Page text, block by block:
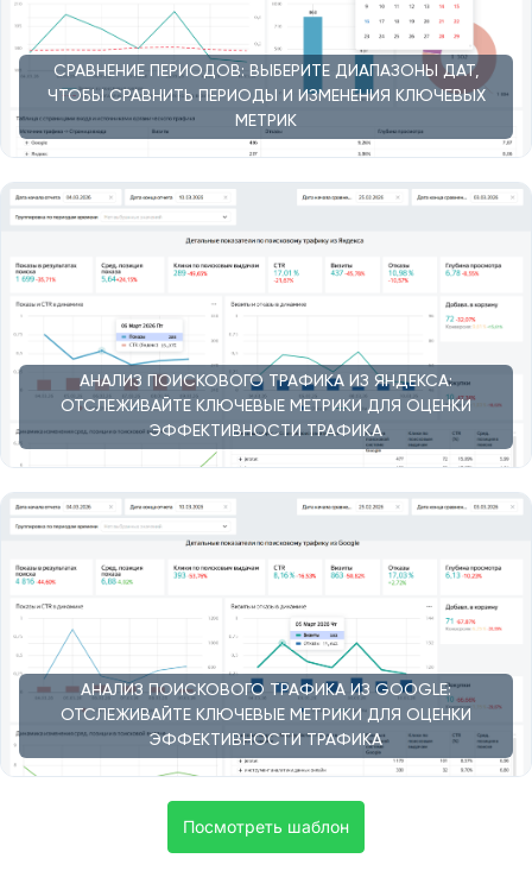
СРАВНЕНИЕ ПЕРИОДОВ: ВЫБЕРИТЕ ДИАПАЗОНЫ ДАТ,
ЧТОБЫ СРАВНИТЬ ПЕРИОДЫ И ИЗМЕНЕНИЯ КЛЮЧЕВЫХ
МЕТРИК
АНАЛИЗ ПОИСКОВОГО ТРАФИКА ИЗ ЯНДЕКСА:
ОТСЛЕЖИВАЙТЕ КЛЮЧЕВЫЕ МЕТРИКИ ДЛЯ ОЦЕНКИ
ЭФФЕКТИВНОСТИ ТРАФИКА
АНАЛИЗ ПОИСКОВОГО ТРАФИКА ИЗ GOOGLE:
ОТСЛЕЖИВАЙТЕ КЛЮЧЕВЫЕ МЕТРИКИ ДЛЯ ОЦЕНКИ
ЭФФЕКТИВНОСТИ ТРАФИКА
Посмотреть шаблон